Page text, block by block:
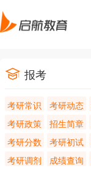
报考
考研常识 考研动态
考研政策
招生简章
考研分数
考研初试
考研调剂
成绩查询